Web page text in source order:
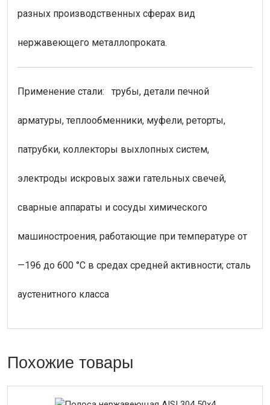
разных производственных сферах вид
нержавеющего металлопроката.
Применение стали: трубы, детали печной
арматуры, теплообменники, муфели, реторты,
патрубки, коллекторы выхлопных систем,
электроды искровых зажи гательных свечей,
сварные аппараты и сосуды химического
машиностроения, работающие при температуре от
—196 до 600 °С в средах средней активности; сталь
аустенитного класса
Похожие товары